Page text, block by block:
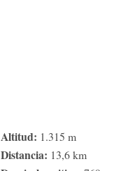
Altitud: 1.315 m
Distancia: 13,6 km